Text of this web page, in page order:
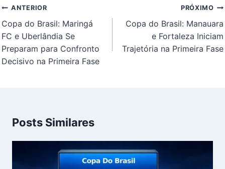
Navegação
de
Post
ANTERIOR
Copa do Brasil: Maringá
FC e Uberlândia Se
Preparam para Confronto
Decisivo na Primeira Fase
PRÓXIMO
Copa do Brasil: Manauara
e Fortaleza Iniciam
Trajetória na Primeira Fase
Posts Similares